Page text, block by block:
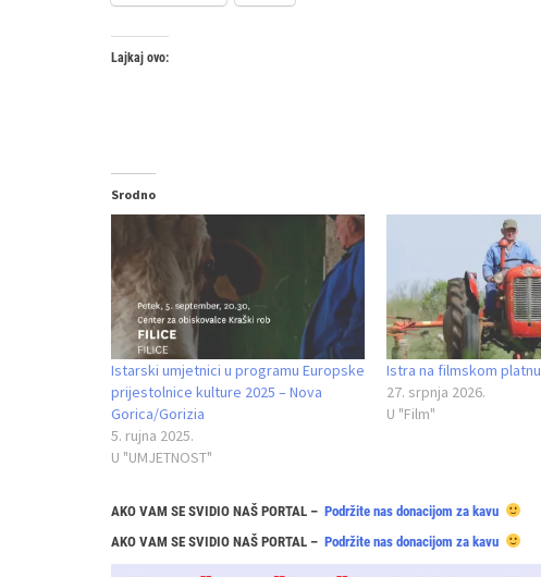
Lajkaj ovo:
Srodno
Istarski umjetnici u programu Europske
prijestolnice kulture 2025 – Nova
Gorica/Gorizia
5. rujna 2025.
U "UMJETNOST"
Istra na filmskom platnu
27. srpnja 2026.
U "Film"
AKO VAM SE SVIDIO NAŠ PORTAL – Podržite nas donacijom za kavu
AKO VAM SE SVIDIO NAŠ PORTAL – Podržite nas donacijom za kavu